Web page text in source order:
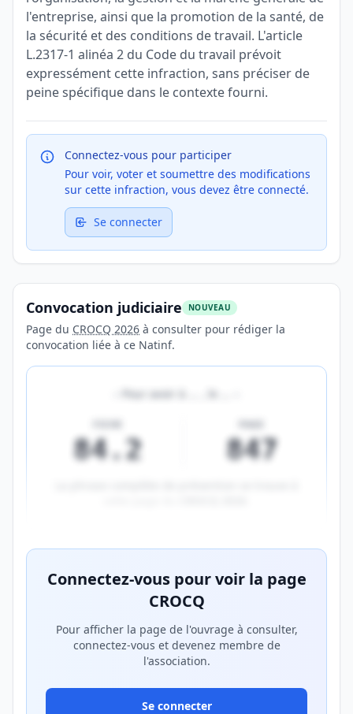
l'entreprise, ainsi que la promotion de la santé, de
la sécurité et des conditions de travail. L'article
L.2317-1 alinéa 2 du Code du travail prévoit
expressément cette infraction, sans préciser de
peine spécifique dans le contexte fourni.
Connectez-vous pour participer
Pour voir, voter et soumettre des modifications
sur cette infraction, vous devez être connecté.
Se connecter
Convocation judiciaire NOUVEAU
Page du CROCQ 2026 à consulter pour rédiger la
convocation liée à ce Natinf.
Pour avoir à
84.2 847
Connectez-vous pour voir la page
CROCQ
Pour afficher la page de l'ouvrage à consulter,
connectez-vous et devenez membre de
l'association.
Se connecter